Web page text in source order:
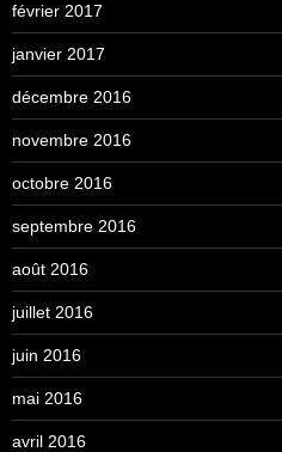
février 2017
janvier 2017
décembre 2016
novembre 2016
octobre 2016
septembre 2016
août 2016
juillet 2016
juin 2016
mai 2016
avril 2016